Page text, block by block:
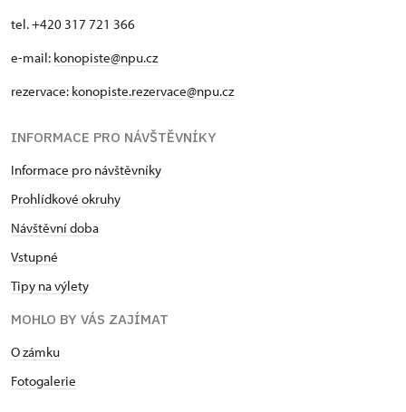
tel. +420 317 721 366
e-mail: konopiste@npu.cz
rezervace: konopiste.rezervace@npu.cz
INFORMACE PRO NÁVŠTĚVNÍKY
Informace pro návštěvníky
Prohlídkové okruhy
Návštěvní doba
Vstupné
Tipy na výlety
MOHLO BY VÁS ZAJÍMAT
O zámku
Fotogalerie